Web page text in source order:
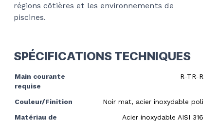
régions côtières et les environnements de
piscines.
SPÉCIFICATIONS TECHNIQUES
Main courante
requise
R-TR-R
Couleur/Finition
Noir mat, acier inoxydable poli
Matériau de
Acier inoxydable AISI 316